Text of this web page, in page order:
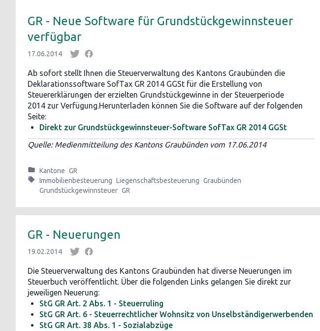
GR - Neue Software für Grundstückgewinnsteuer
verfügbar
17.06.2014
Ab sofort stellt Ihnen die Steuerverwaltung des Kantons Graubünden die
Deklarationssoftware SofTax GR 2014 GGSt für die Erstellung von
Steuererklärungen der erzielten Grundstückgewinne in der Steuerperiode
2014 zur Verfügung.Herunterladen können Sie die Software auf der folgenden
Seite:
Direkt zur Grundstückgewinnsteuer-Software SofTax GR 2014 GGSt
Quelle: Medienmitteilung des Kantons Graubünden vom 17.06.2014
Kantone GR
Immobilienbesteuerung Liegenschaftsbesteuerung Graubünden
Grundstückgewinnsteuer GR
GR - Neuerungen
19.02.2014
Die Steuerverwaltung des Kantons Graubünden hat diverse Neuerungen im
Steuerbuch veröffentlicht. Über die folgenden Links gelangen Sie direkt zur
jeweiligen Neuerung:
StG GR Art. 2 Abs. 1 - Steuerruling
StG GR Art. 6 - Steuerrechtlicher Wohnsitz von Unselbständigerwerbenden
StG GR Art. 38 Abs. 1 - Sozialabzüge